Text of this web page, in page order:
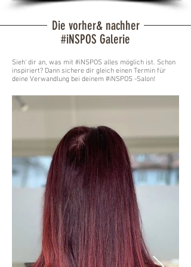
Die vorher& nachher
#iNSPOS Galerie
Sieh‘ dir an, was mit #iNSPOS alles möglich ist. Schon
inspiriert? Dann sichere dir gleich einen Termin für
deine Verwandlung bei deinem #iNSPOS -Salon!